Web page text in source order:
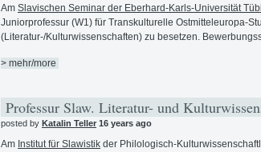
Am Slavischen Seminar der Eberhard-Karls-Universität
Juniorprofessur (W1) für Transkulturelle Ostmitteleuropa-
(Literatur-/Kulturwissenschaften) zu besetzen.
> mehr/more
Professur Slaw. Literatur- und
posted by Katalin Teller 16 years ago
Am Institut für Slawistik der Philologisch-